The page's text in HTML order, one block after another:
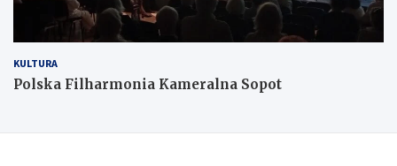
KULTURA
Polska Filharmonia Kameralna Sopot